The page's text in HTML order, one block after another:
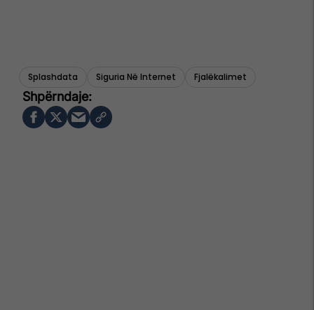
Splashdata Siguria Në Internet Fjalëkalimet